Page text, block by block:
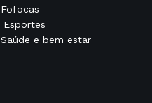
Fofocas
Esportes
Saúde e bem estar